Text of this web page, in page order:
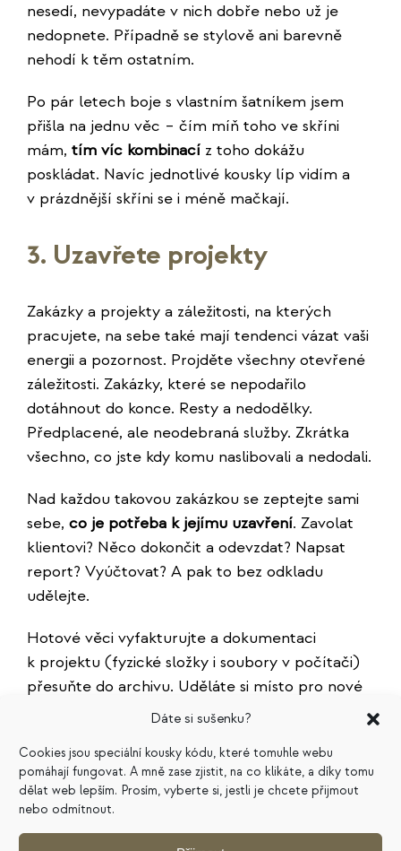
Dáte si sušenku?
Cookies jsou speciální kousky kódu, které tomuhle webu
pomáhají fungovat. A mně zase zjistit, na co klikáte, a díky tomu
dělat web lepším. Prosím, vyberte si, jestli je chcete přijmout
nebo odmítnout.
nesedí, nevypadáte v nich dobře nebo už je
nedopnete. Případně se stylově ani barevně
nehodí k těm ostatním.
Po pár letech boje s vlastním šatníkem jsem
přišla na jednu věc – čím míň toho ve skříni
mám, tím víc kombinací z toho dokážu
poskládat. Navíc jednotlivé kousky líp vidím a
v prázdnější skříni se i méně mačkají.
3. Uzavřete projekty
Zakázky a projekty a záležitosti, na kterých
pracujete, na sebe také mají tendenci vázat vaši
energii a pozornost. Projděte všechny otevřené
záležitosti. Zakázky, které se nepodařilo
dotáhnout do konce. Resty a nedodělky.
Předplacené, ale neodebraná služby. Zkrátka
všechno, co jste kdy komu naslibovali a nedodali.
Nad každou takovou zakázkou se zeptejte sami
sebe, co je potřeba k jejímu uzavření. Zavolat
klientovi? Něco dokončit a odevzdat? Napsat
report? Vyúčtovat? A pak to bez odkladu
udělejte.
Hotové věci vyfakturujte a dokumentaci
k projektu (fyzické složky i soubory v počítači)
přesuňte do archivu. Uděláte si místo pro nové
4. Čistěte svůj prostor